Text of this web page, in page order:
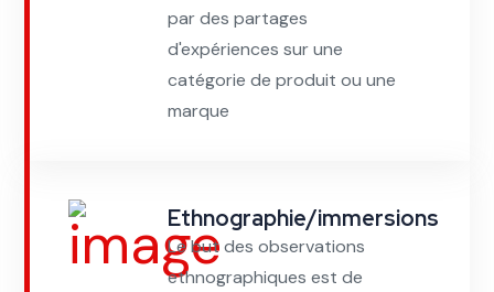
par des partages
d'expériences sur une
catégorie de produit ou une
marque
Ethnographie/immersions
Le but des observations
ethnographiques est de